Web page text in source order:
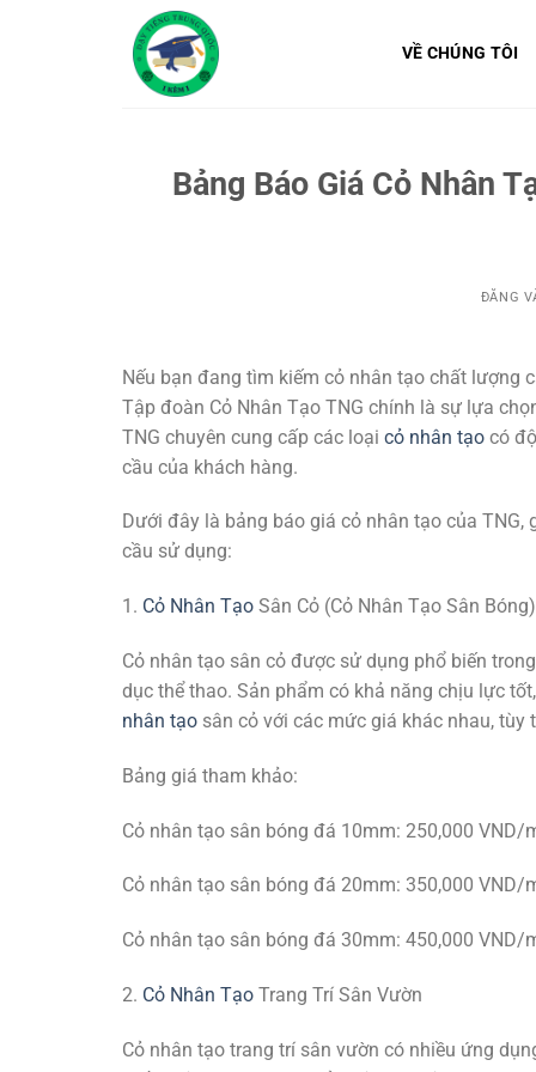
VỀ CHÚNG TÔI
Bảng Báo Giá Cỏ Nhân
ĐĂNG
Nếu bạn đang tìm kiếm cỏ nhân tạo chất lượng
Tập đoàn Cỏ Nhân Tạo TNG chính là sự lựa
TNG chuyên cung cấp các loại cỏ nhân tạo có
cầu của khách hàng.
Dưới đây là bảng báo giá cỏ nhân tạo của
cầu sử dụng:
1. Cỏ Nhân Tạo Sân Cỏ (Cỏ Nhân Tạo Sân Bóng)
Cỏ nhân tạo sân cỏ được sử dụng phổ biến
dục thể thao. Sản phẩm có khả năng chịu lực
nhân tạo sân cỏ với các mức giá khác nhau,
Bảng giá tham khảo:
Cỏ nhân tạo sân bóng đá 10mm: 250,000 VND/
Cỏ nhân tạo sân bóng đá 20mm: 350,000 VND/
Cỏ nhân tạo sân bóng đá 30mm: 450,000 VND/
2. Cỏ Nhân Tạo Trang Trí Sân Vườn
Cỏ nhân tạo trang trí sân vườn có nhiều ứng